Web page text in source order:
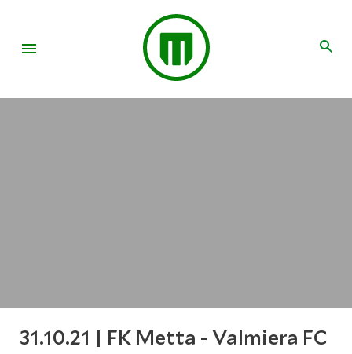
31.10.21 | FK Metta - Valmiera FC